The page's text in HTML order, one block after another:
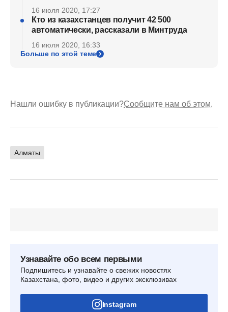
16 июля 2020, 17:27
Кто из казахстанцев получит 42 500
автоматически, рассказали в Минтруда
16 июля 2020, 16:33
Больше по этой теме
Нашли ошибку в публикации?Сообщите нам об этом.
Алматы
Узнавайте обо всем первыми
Подпишитесь и узнавайте о свежих новостях
Казахстана, фото, видео и других эксклюзивах
Instagram